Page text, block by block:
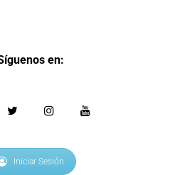
en:
Iniciar Sesión